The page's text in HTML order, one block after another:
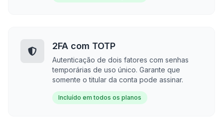
2FA com TOTP
Autenticação de dois fatores com senhas
temporárias de uso único. Garante que
somente o titular da conta pode assinar.
Incluído em todos os planos